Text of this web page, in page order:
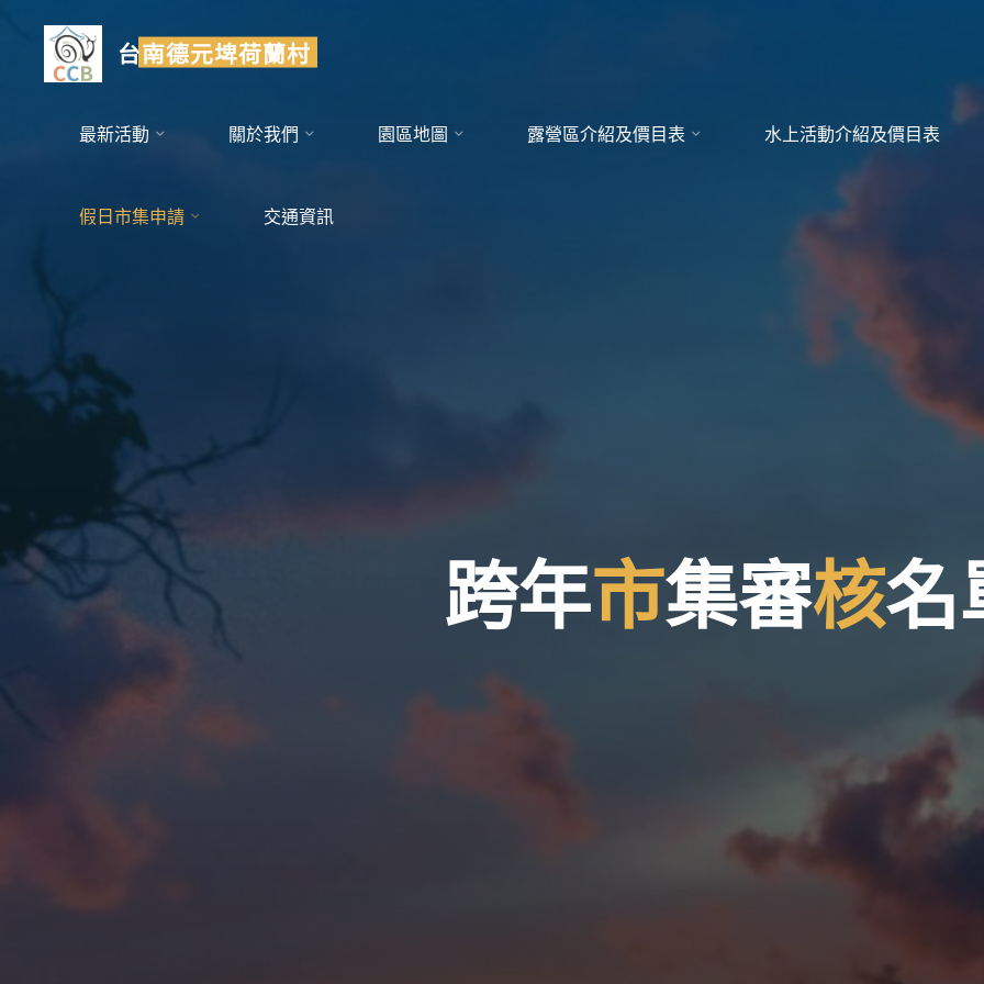
content
台南德元埤荷蘭村
最新活動 關於我們 園區地圖 露營區介紹及價目表 水上活動介紹及價目表
假日市集申請 交通資訊
跨年市集審核名